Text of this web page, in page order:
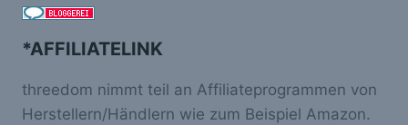
*AFFILIATELINK
threedom nimmt teil an Affiliateprogrammen von
Herstellern/Händlern wie zum Beispiel Amazon.